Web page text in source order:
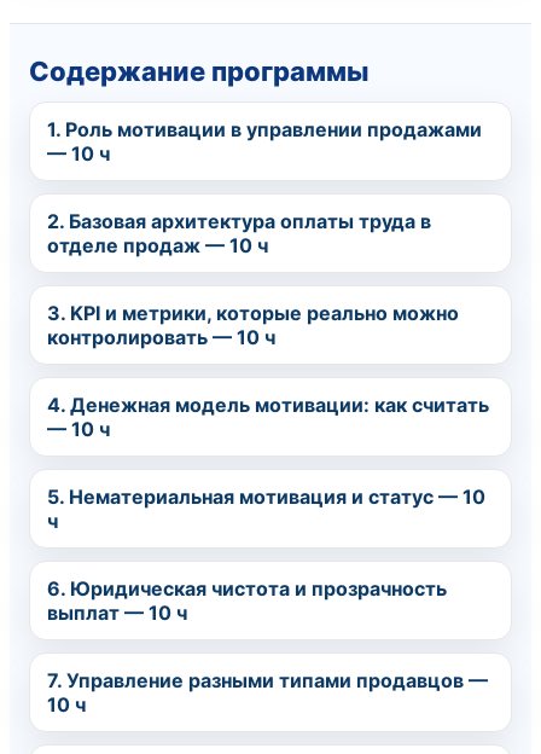
Содержание программы
1. Роль мотивации в управлении продажами
— 10 ч
2. Базовая архитектура оплаты труда в
отделе продаж — 10 ч
3. KPI и метрики, которые реально можно
контролировать — 10 ч
4. Денежная модель мотивации: как считать
— 10 ч
5. Нематериальная мотивация и статус — 10
ч
6. Юридическая чистота и прозрачность
выплат — 10 ч
7. Управление разными типами продавцов —
10 ч